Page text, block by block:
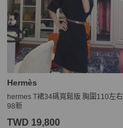
Hermès
hermes T裙34碼寬鬆版 胸圍110左右
98新
TWD 19,800